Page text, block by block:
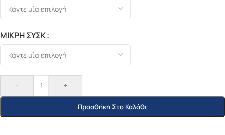
ΜΙΚΡΗ ΣΥΣΚ
- +
Προσθήκη Στο Καλάθι